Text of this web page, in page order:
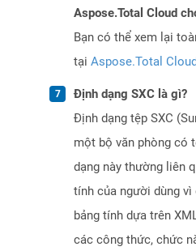
Aspose.Total Cloud
Bạn có thể xem lại
tại Aspose.Total
Định dạng SXC là gì?
Định dạng tệp SXC
một bộ văn phòng có
dạng này thường liên
tính của người dùng
bảng tính dựa trên
các công thức, chức